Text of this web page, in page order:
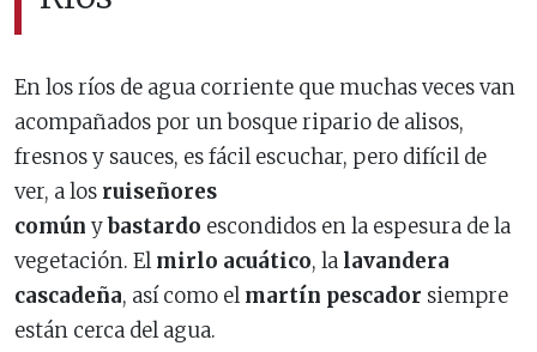
En los ríos de agua corriente que muchas veces van
acompañados por un bosque ripario de alisos,
fresnos y sauces, es fácil escuchar, pero difícil de
ver, a los ruiseñores
común ybastardo escondidos en la espesura de la
vegetación. Elmirlo acuático, la lavandera
cascadeña, así como elmartín pescador siempre
están cerca del agua.